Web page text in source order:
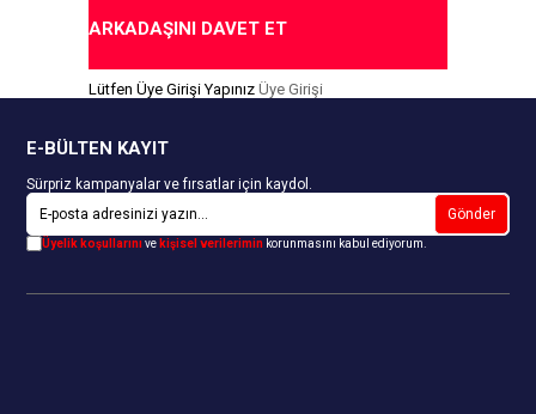
ARKADAŞINI DAVET ET
Lütfen Üye Girişi Yapınız Üye Girişi
E-BÜLTEN KAYIT
Sürpriz kampanyalar ve fırsatlar için kaydol.
Gönder
Üyelik koşullarınıve kişisel verilerimin korunmasını kabul ediyorum.